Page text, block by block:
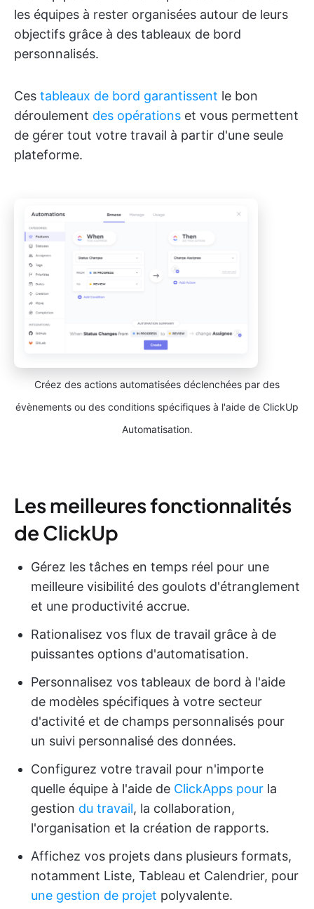
les équipes à rester organisées autour de leurs
objectifs grâce à des tableaux de bord
personnalisés.
Ces tableaux de bord garantissent le bon
déroulement des opérations et vous permettent
de gérer tout votre travail à partir d'une seule
plateforme.
Créez des actions automatisées déclenchées par des
évènements ou des conditions spécifiques à l'aide de ClickUp
Automatisation.
Les meilleures fonctionnalités
de ClickUp
Gérez les tâches en temps réel pour une
meilleure visibilité des goulots d'étranglement
et une productivité accrue.
Rationalisez vos flux de travail grâce à de
puissantes options d'automatisation.
Personnalisez vos tableaux de bord à l'aide
de modèles spécifiques à votre secteur
d'activité et de champs personnalisés pour
un suivi personnalisé des données.
Configurez votre travail pour n'importe
quelle équipe à l'aide de ClickApps pour la
gestion du travail, la collaboration,
l'organisation et la création de rapports.
Affichez vos projets dans plusieurs formats,
notamment Liste, Tableau et Calendrier, pour
une gestion de projet polyvalente.